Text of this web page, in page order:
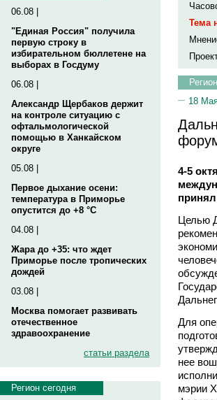
06.08 |
"Единая Россия" получила
первую строку в
избирательном бюллетене на
выборах в Госдуму
06.08 |
Александр Щербаков держит
на контроле ситуацию с
офтальмологической
помощью в Ханкайском
округе
05.08 |
Первое дыхание осени:
температура в Приморье
опустится до +8 °C
04.08 |
Жара до +35: что ждет
Приморье после тропических
дождей
03.08 |
Москва помогает развивать
отечественное
здравоохранение
статьи раздела
Регион сегодня
Тема
18
4-5
Целью
Для
нее
мэрии